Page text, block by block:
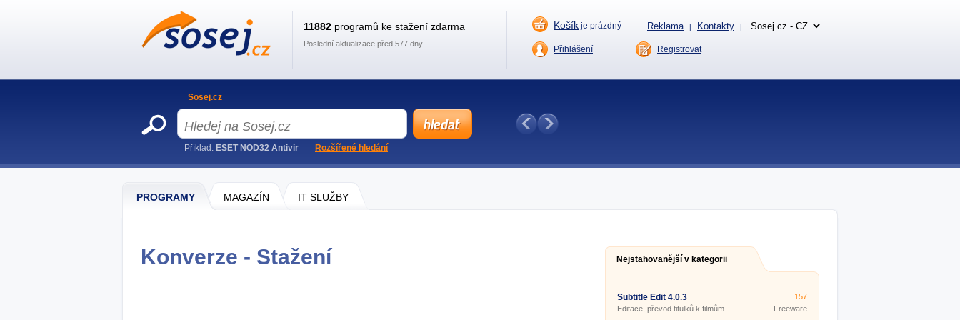
PROGRAMY MAGAZÍN IT SLUŽBY
Konverze - Stažení Nejstahovanější v kategorii
Subtitle Edit 4.0.3
Editace, převod titulků k filmům
157
Freeware
11882 programů ke stažení zdarma
Poslední aktualizace před 577 dny
Košík je prázdný Reklama | Kontakty |
Přihlášení Registrovat
Sosej.cz
Příklad: ESET NOD32 Antivir Rozšířené hledání